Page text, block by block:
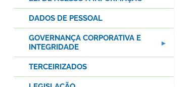
DADOS DE PESSOAL
GOVERNANÇA CORPORATIVA E
INTEGRIDADE
TERCEIRIZADOS